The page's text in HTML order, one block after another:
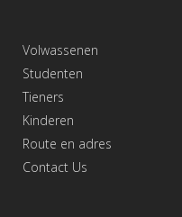
Volwassenen
Studenten
Tieners
Kinderen
Route en adres
Contact Us